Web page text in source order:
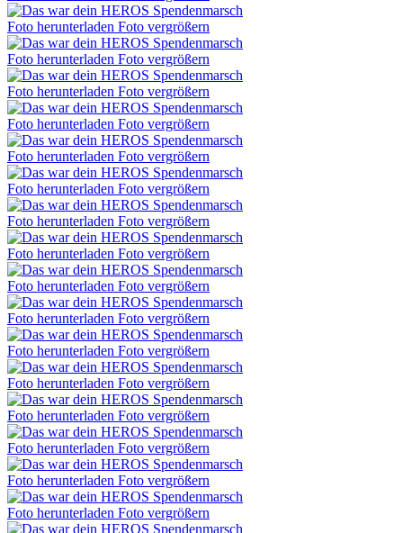
Foto herunterladen Foto vergrößern
Foto herunterladen Foto vergrößern
Foto herunterladen Foto vergrößern
Foto herunterladen Foto vergrößern
Foto herunterladen Foto vergrößern
Foto herunterladen Foto vergrößern
Foto herunterladen Foto vergrößern
Foto herunterladen Foto vergrößern
Foto herunterladen Foto vergrößern
Foto herunterladen Foto vergrößern
Foto herunterladen Foto vergrößern
Foto herunterladen Foto vergrößern
Foto herunterladen Foto vergrößern
Foto herunterladen Foto vergrößern
Foto herunterladen Foto vergrößern
Foto herunterladen Foto vergrößern